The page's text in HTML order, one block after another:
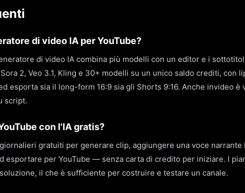
di video IA per YouTube?
di video IA combina più modelli con un editor e i
2, Veo 3.1, Kling e 30+ modelli su un unico saldo crediti, con
esporta sia il long-form 16:9 sia gli Shorts 9:16. Anche invideo è
script.
con l'IA gratis?
gratuiti per generare clip, aggiungere una voce narrante
esportare per YouTube — senza carta di credito per iniziare. I
il che è sufficiente per costruire e testare un canale.